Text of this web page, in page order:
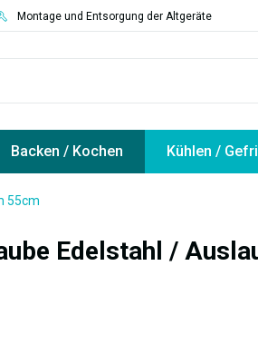
Montage und Entsorgung der Altgeräte
Backen / Kochen Kühlen /
55cm
Edelstahl /